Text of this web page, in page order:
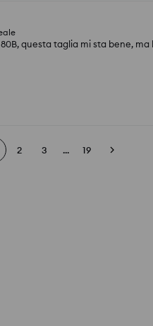
questa taglia mi sta bene, ma
2 3 ... 19